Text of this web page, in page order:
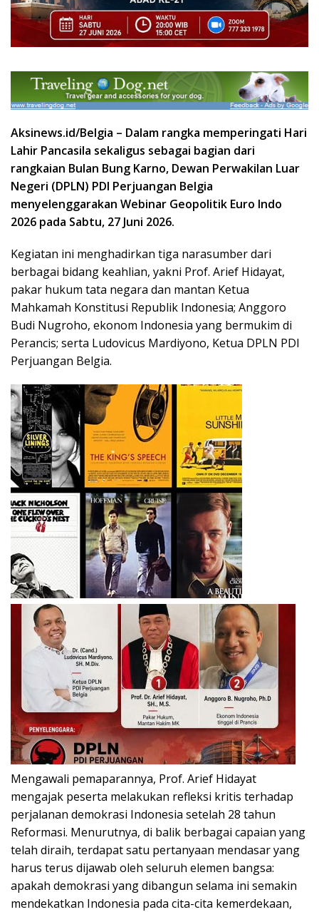
Aksinews.id/Belgia – Dalam rangka memperingati Hari
Lahir Pancasila sekaligus sebagai bagian dari
rangkaian Bulan Bung Karno, Dewan Perwakilan Luar
Negeri (DPLN) PDI Perjuangan Belgia
menyelenggarakan Webinar Geopolitik Euro Indo
2026 pada Sabtu, 27 Juni 2026.
Kegiatan ini menghadirkan tiga narasumber dari
berbagai bidang keahlian, yakni Prof. Arief Hidayat,
pakar hukum tata negara dan mantan Ketua
Mahkamah Konstitusi Republik Indonesia; Anggoro
Budi Nugroho, ekonom Indonesia yang bermukim di
Perancis; serta Ludovicus Mardiyono, Ketua DPLN PDI
Perjuangan Belgia.
Mengawali pemaparannya, Prof. Arief Hidayat
mengajak peserta melakukan refleksi kritis terhadap
perjalanan demokrasi Indonesia setelah 28 tahun
Reformasi. Menurutnya, di balik berbagai capaian yang
telah diraih, terdapat satu pertanyaan mendasar yang
harus terus dijawab oleh seluruh elemen bangsa:
apakah demokrasi yang dibangun selama ini semakin
mendekatkan Indonesia pada cita-cita kemerdekaan,